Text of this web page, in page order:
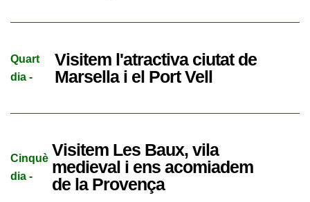
Quart
dia -
Visitem l'atractiva ciutat de
Marsella i el Port Vell
Cinquè
dia -
Visitem Les Baux, vila
medieval i ens acomiadem
de la Provença